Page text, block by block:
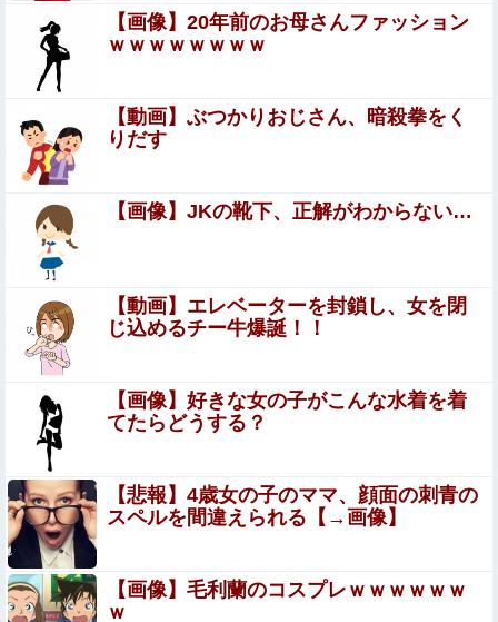
会、当然『あの大会』についても疑われてしまう…
【エ□漫画】 「コスプレ売り子の後は…オフパコですよ
ね？」「えっ？」
「結婚式なんて『今夜セッ〇スします』って宣言するよう
なものだから恥ずかしいｗｗ」とかいう頭おかしすぎる理
由で結婚式を挙げない親戚のアラサー女子ｗｗｗｗｗ
【画像】ハンターハンターさん、ガチで最強の新
能力を登場させてしまうｗｗｗｗｗｗｗ
【悲報】日本円、「日米協調介入」すら無効化してしまう
ｗｗｗｗｗ
株の資産7億円あるのに「株主優待」で生活してガンにな
る人生・・・
【にじさんじ】 すこや、母親に「ゴミ持ってきなさい
よ！」→ おしり振りながら「いーやーヤダヤダ」した結果
ガチめにしばかれる
【悲報】女性配信者「アスペの検査してみた…みんなこれ
わかるの？」
アラブ首長国連邦「秋田市に2兆円の超巨大データセンタ
ー建てるわ」
【画像】20年前のお母さんファッション
ｗｗｗｗｗｗｗｗ
【動画】ぶつかりおじさん、暗殺拳をく
りだす
【画像】JKの靴下、正解がわからない…
【動画】エレベーターを封鎖し、女を閉
じ込めるチー牛爆誕！！
【画像】好きな女の子がこんな水着を着
てたらどうする？
【悲報】4歳女の子のママ、顔面の刺青の
スペルを間違えられる【→画像】
【画像】毛利蘭のコスプレｗｗｗｗｗｗ
ｗ